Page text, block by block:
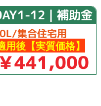
12｜補助金
集合住宅用
後【実質価格】
￥441,000